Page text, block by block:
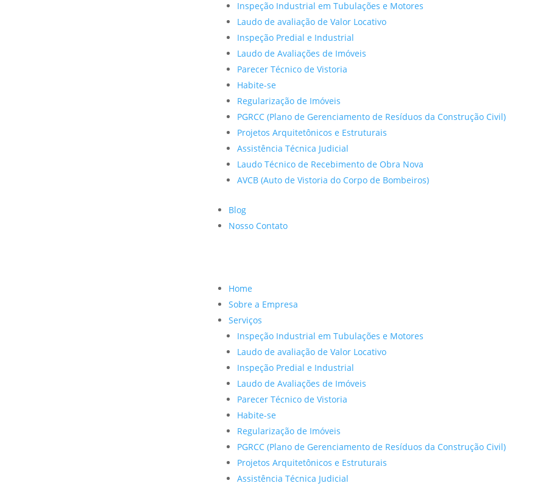
Inspeção Industrial em Tubulações e Motores
Laudo de avaliação de Valor Locativo
Inspeção Predial e Industrial
Laudo de Avaliações de Imóveis
Parecer Técnico de Vistoria
Habite-se
Regularização de Imóveis
PGRCC (Plano de Gerenciamento de Resíduos da Construção Civil)
Projetos Arquitetônicos e Estruturais
Assistência Técnica Judicial
Laudo Técnico de Recebimento de Obra Nova
AVCB (Auto de Vistoria do Corpo de Bombeiros)
Blog
Nosso Contato
Home
Sobre a Empresa
Serviços
Inspeção Industrial em Tubulações e Motores
Laudo de avaliação de Valor Locativo
Inspeção Predial e Industrial
Laudo de Avaliações de Imóveis
Parecer Técnico de Vistoria
Habite-se
Regularização de Imóveis
PGRCC (Plano de Gerenciamento de Resíduos da Construção Civil)
Projetos Arquitetônicos e Estruturais
Assistência Técnica Judicial